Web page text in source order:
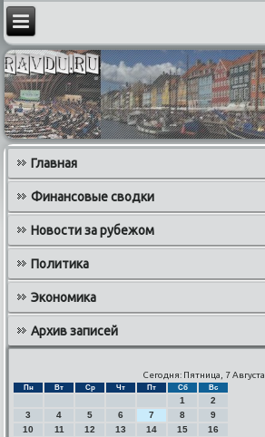
Главная
Финансовые сводки
Новости за рубежом
Политика
Экономика
Архив записей
Сегодня: Пятница, 7 Августа
Пн Вт Ср Чт Пт Сб Вс
1
2
3
4 5 6 7 8
9
10
11 12 13 14 15
16